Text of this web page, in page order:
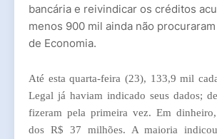
bancária e reivindicar os créditos
menos 900 mil ainda não
de Economia.
Até esta quarta-feira (23), 133,9 mil
Legal já haviam indicado seus dados;
fizeram pela primeira vez. Em
dos R$ 37 milhões. A maioria